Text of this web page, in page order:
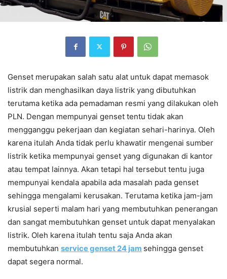
Genset merupakan salah satu alat untuk dapat memasok
listrik dan menghasilkan daya listrik yang dibutuhkan
terutama ketika ada pemadaman resmi yang dilakukan oleh
PLN. Dengan mempunyai genset tentu tidak akan
mengganggu pekerjaan dan kegiatan sehari-harinya. Oleh
karena itulah Anda tidak perlu khawatir mengenai sumber
listrik ketika mempunyai genset yang digunakan di kantor
atau tempat lainnya. Akan tetapi hal tersebut tentu juga
mempunyai kendala apabila ada masalah pada genset
sehingga mengalami kerusakan. Terutama ketika jam-jam
krusial seperti malam hari yang membutuhkan penerangan
dan sangat membutuhkan genset untuk dapat menyalakan
listrik. Oleh karena itulah tentu saja Anda akan
membutuhkan service genset 24 jam sehingga genset
dapat segera normal.